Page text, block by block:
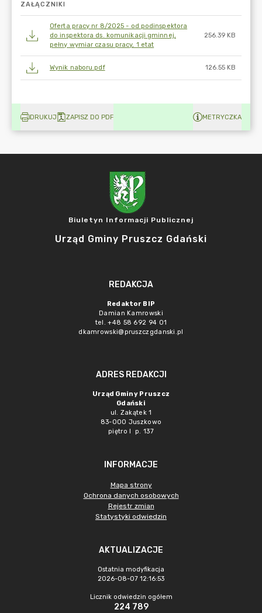
ZAŁĄCZNIKI
Oferta pracy nr 8/2025 - od podinspektora
do inspektora ds. komunikacji gminnej,
pełny wymiar czasu pracy, 1 etat
256.39 KB
Wynik naboru.pdf 126.55 KB
DRUKUJ ZAPISZ DO PDF METRYCZKA
Biuletyn Informacji Publicznej
Urząd Gminy Pruszcz Gdański
REDAKCJA
Redaktor BIP
Damian Kamrowski
tel. +48 58 692 94 01
dkamrowski@pruszczgdanski.pl
ADRES REDAKCJI
Urząd Gminy Pruszcz
Gdański
ul. Zakątek 1
83-000 Juszkowo
piętro I p. 137
INFORMACJE
Mapa strony
Ochrona danych osobowych
Rejestr zmian
Statystyki odwiedzin
AKTUALIZACJE
Ostatnia modyfikacja
2026-08-07 12:16:53
Licznik odwiedzin ogółem
224 789